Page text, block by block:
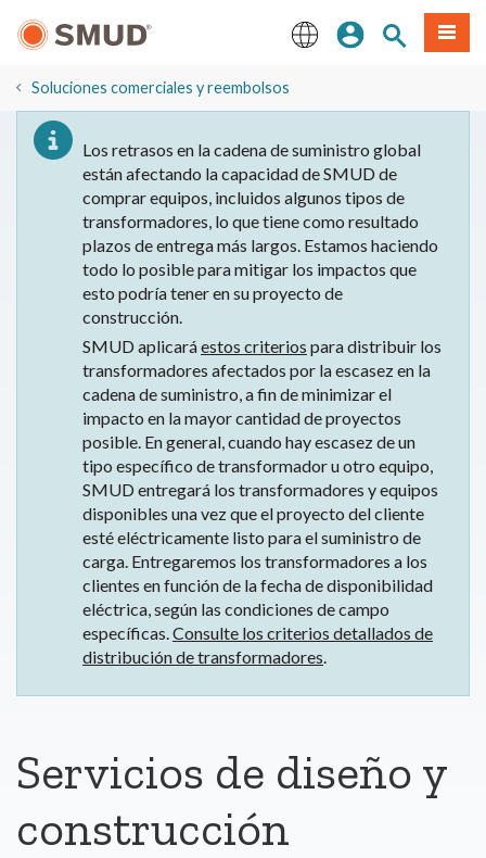
principal
Iniciar sesión
Buscar en
Menú
Soluciones comerciales y reembolsos
Los retrasos en la cadena de suministro global
están afectando la capacidad de SMUD de
comprar equipos, incluidos algunos tipos de
transformadores, lo que tiene como resultado
plazos de entrega más largos. Estamos haciendo
todo lo posible para mitigar los impactos que
esto podría tener en su proyecto de
construcción.
SMUD aplicaráestos criterios para distribuir los
transformadores afectados por la escasez en la
cadena de suministro, a fin de minimizar el
impacto en la mayor cantidad de proyectos
posible. En general, cuando hay escasez de un
tipo específico de transformador u otro equipo,
SMUD entregará los transformadores y equipos
disponibles una vez que el proyecto del cliente
esté eléctricamente listo para el suministro de
carga. Entregaremos los transformadores a los
clientes en función de la fecha de disponibilidad
eléctrica, según las condiciones de campo
específicas.Consulte los criterios detallados de
distribución de transformadores.
Servicios de diseño y
construcción